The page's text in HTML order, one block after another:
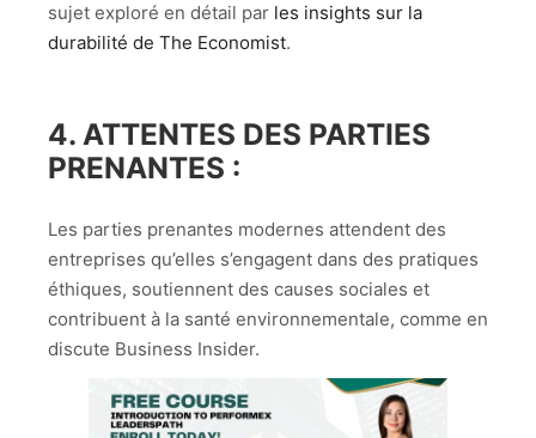
sujet exploré en détail par les insights sur la
durabilité de The Economist.
4. ATTENTES DES PARTIES
PRENANTES :
Les parties prenantes modernes attendent des
entreprises qu’elles s’engagent dans des pratiques
éthiques, soutiennent des causes sociales et
contribuent à la santé environnementale, comme en
discute Business Insider.